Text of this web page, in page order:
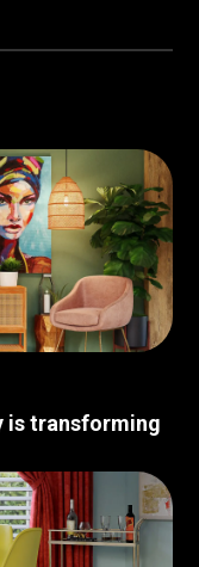
is transforming